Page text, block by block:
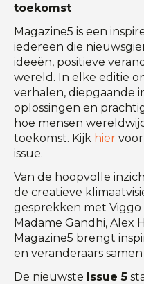
toekomst
Magazine5 is een
iedereen die
ideeën, positieve
wereld. In elke editie
verhalen, diepgaande
oplossingen en
hoe mensen
toekomst. Kijk hier
issue.
Van de hoopvolle
de creatieve
gesprekken met Viggo
Madame Gandhi, Alex
Magazine5 brengt
en veranderaars
De nieuwste Issue 5